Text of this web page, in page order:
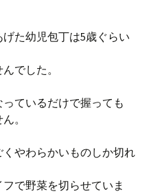
げた幼児包丁は5歳ぐらい
でした。
っているだけで握っても
。
くやわらかいものしか切れ
フで野菜を切らせていま